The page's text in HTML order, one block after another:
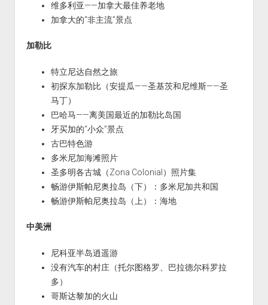
维多利亚——加拿大最佳养老地
加拿大的“非主流”景点
加勒比
特立尼达自然之旅
初探东加勒比（安提瓜——圣基茨和尼维斯——圣
马丁）
巴哈马——离美国最近的加勒比岛国
牙买加的“小众”景点
古巴特色游
多米尼加海滩照片
圣多明各古城（Zona Colonial）照片集
畅游伊斯帕尼奥拉岛（下）：多米尼加共和国
畅游伊斯帕尼奥拉岛（上）：海地
中美洲
尼科亚半岛逍遥游
没有汽车的村庄（托尔图格罗、巴拉德尔科罗拉
多）
哥斯达黎加的火山